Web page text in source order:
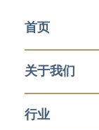
首页
关于我们
关于我们
职业生涯
行业